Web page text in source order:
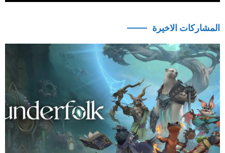
المشاركات الاخيرة